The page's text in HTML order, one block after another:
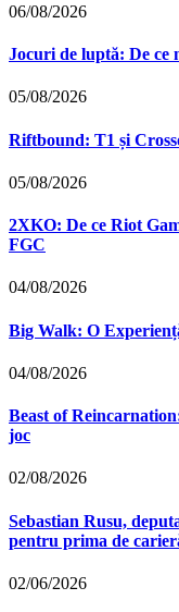
06/08/2026
Jocuri de luptă: De ce
05/08/2026
Riftbound: T1 și
05/08/2026
2XKO: De ce Riot
FGC
04/08/2026
Big Walk: O
04/08/2026
Beast of
joc
02/08/2026
Sebastian Rusu,
pentru prima de
02/06/2026